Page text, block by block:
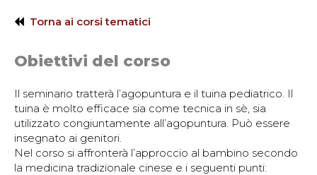
Torna ai corsi tematici
Obiettivi del corso
Il seminario tratterà l’agopuntura e il tuina pediatrico. Il
tuina è molto efficace sia come tecnica in sè, sia
utilizzato congiuntamente all’agopuntura. Può essere
insegnato ai genitori.
Nel corso si affronterà l’approccio al bambino secondo
la medicina tradizionale cinese e i seguenti punti: